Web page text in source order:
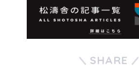
SHARE